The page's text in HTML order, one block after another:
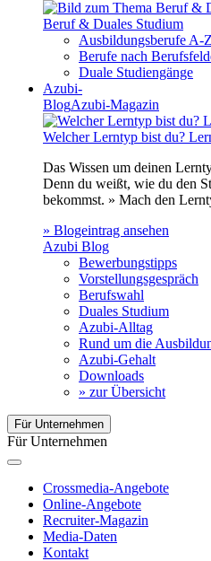
Beruf & Duales Studium
Ausbildungsberufe A-Z
Berufe nach
Duale Studiengänge
Azubi-
BlogAzubi-Magazin
Welcher Lerntyp bist du?
Das Wissen um deinen
Denn du weißt, wie du den
bekommst. » Mach den
» Blogeintrag ansehen
Azubi Blog
Bewerbungstipps
Vorstellungsgespräch
Berufswahl
Duales Studium
Azubi-Alltag
Rund um die
Azubi-Gehalt
Downloads
» zur Übersicht
Für Unternehmen
Für Unternehmen
Crossmedia-Angebote
Online-Angebote
Recruiter-Magazin
Media-Daten
Kontakt